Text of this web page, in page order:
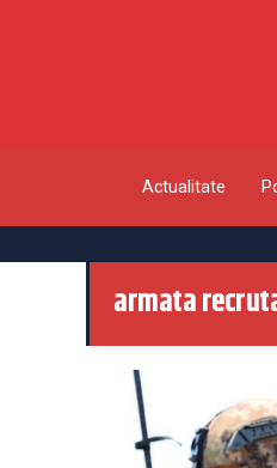
Actualitate
armata